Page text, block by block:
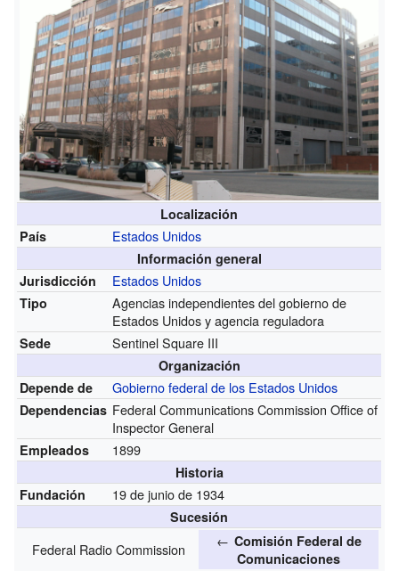
Localización
País
Estados Unidos
Información general
Jurisdicción
Estados Unidos
Tipo
Agencias independientes del gobierno de
Estados Unidos y agencia reguladora
Sede Sentinel Square III
Organización
Depende de
Gobierno federal de los Estados Unidos
Dependencias Federal Communications Commission Office of
Inspector General
Empleados 1899
Historia
Fundación
19 de junio de 1934
Sucesión
Federal Radio Commission ← Comisión Federal de
Comunicaciones